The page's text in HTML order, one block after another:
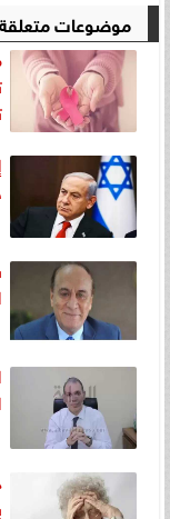
موضوعات متعلقة